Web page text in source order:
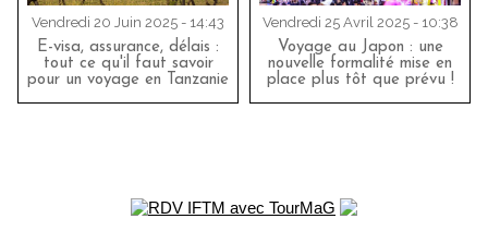
Vendredi 20 Juin 2025 - 14:43
E-visa, assurance, délais :
tout ce qu'il faut savoir
pour un voyage en Tanzanie
Vendredi 25 Avril 2025 - 10:38
Voyage au Japon : une
nouvelle formalité mise en
place plus tôt que prévu !